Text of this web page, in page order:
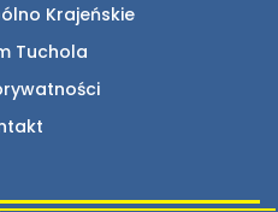
Krajeńskie
Tuchola